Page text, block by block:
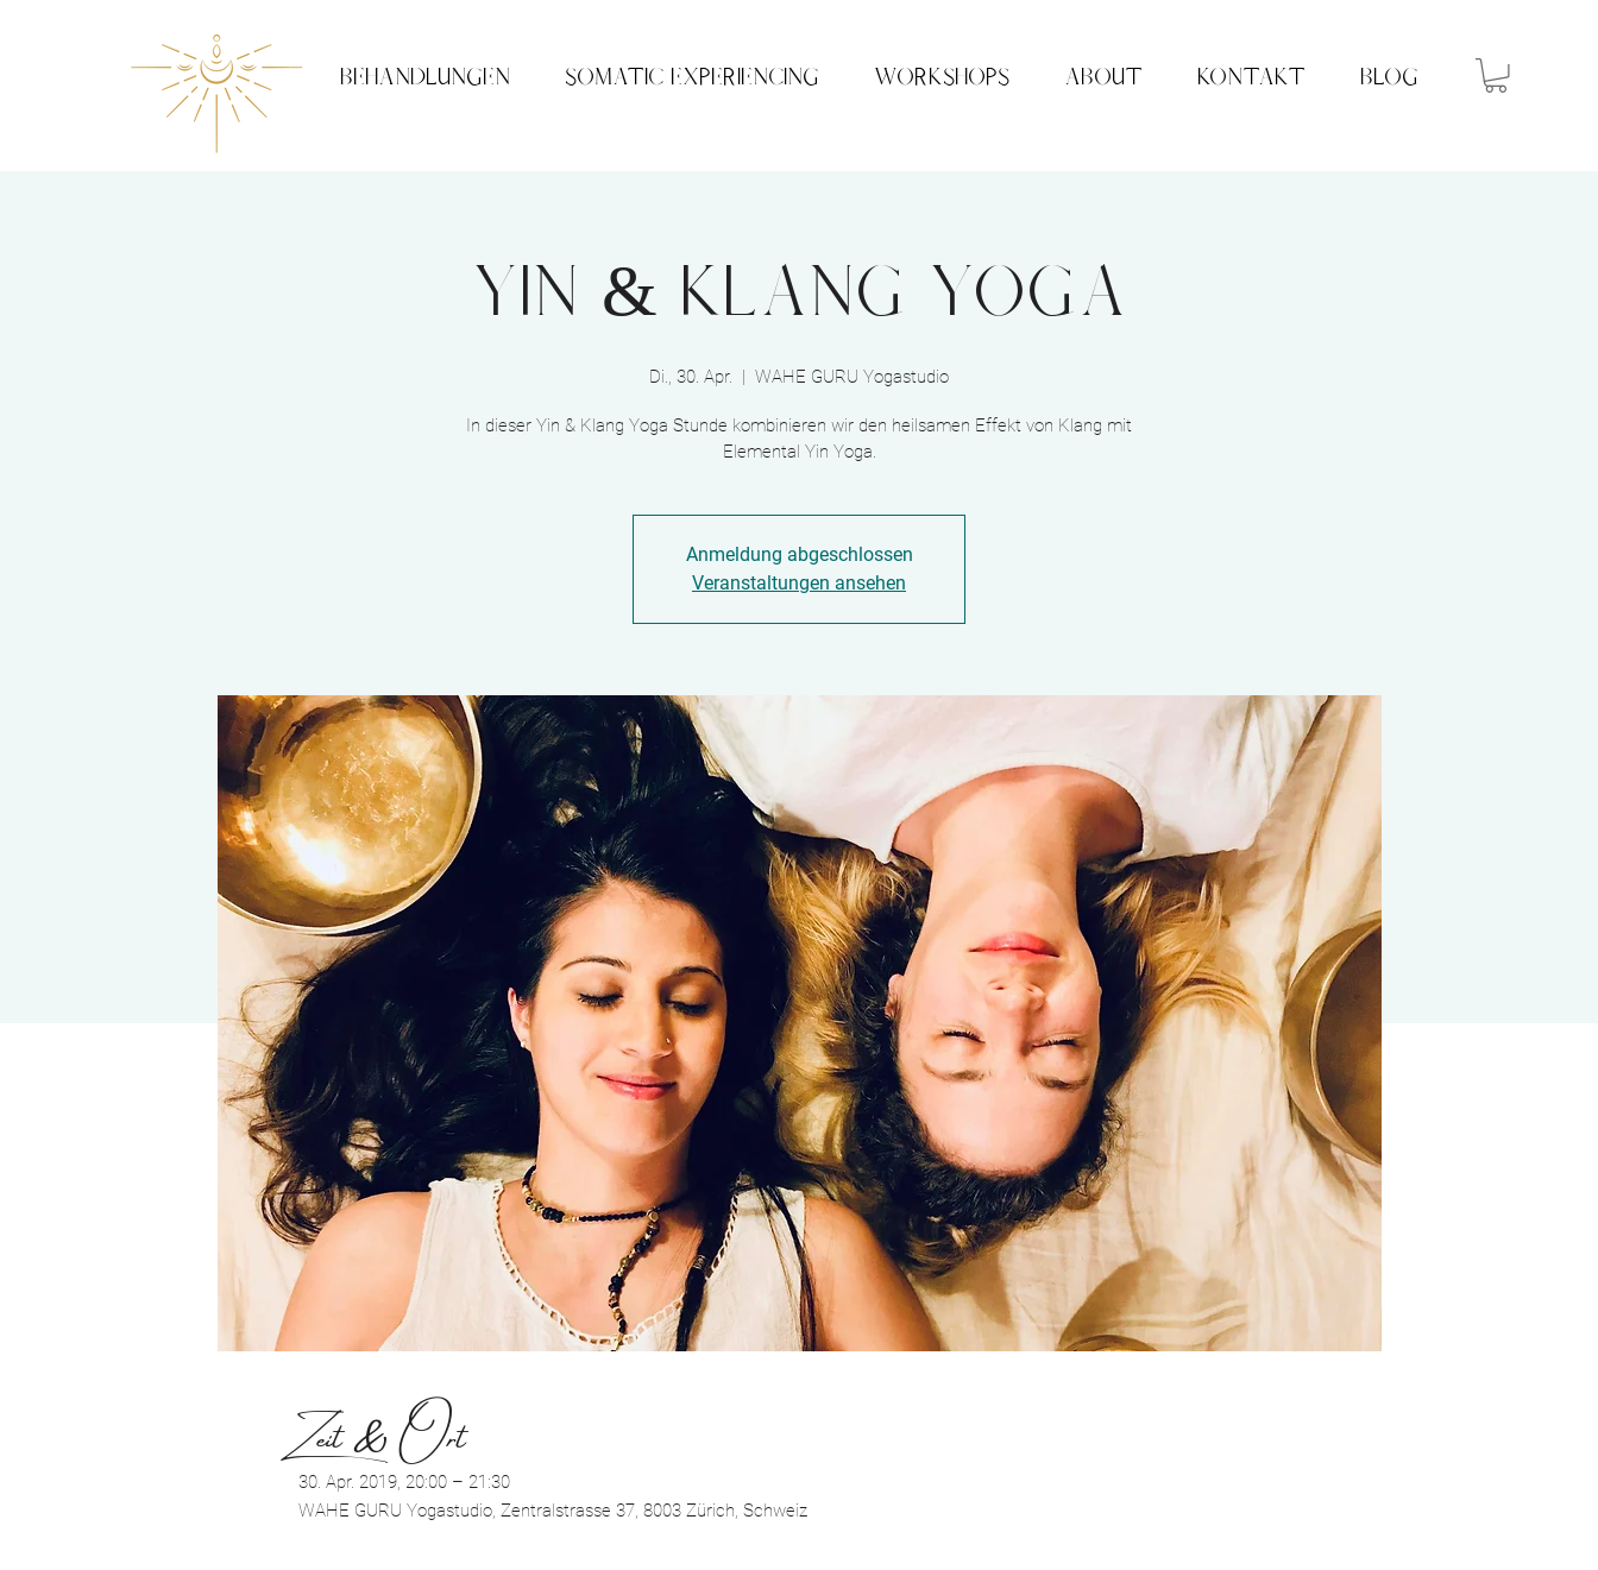
BEHANDLUNGEN SOMATIC EXPERIENCING WORKSHOPS ABOUT KONTAKT BLOG
YIN & KLANG YOGA
Di., 30. Apr.
  |
WAHE GURU Yogastudio
In dieser Yin & Klang Yoga Stunde kombinieren wir den heilsamen Effekt von Klang mit
Elemental Yin Yoga.
Anmeldung abgeschlossen
Veranstaltungen ansehen
Zeit & Ort
30. Apr. 2019, 20:00 – 21:30
WAHE GURU Yogastudio, Zentralstrasse 37, 8003 Zürich, Schweiz